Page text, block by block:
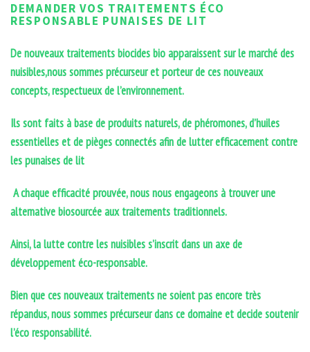
DEMANDER VOS TRAITEMENTS ÉCO
RESPONSABLE PUNAISES DE LIT
De nouveaux traitements biocides bio apparaissent sur le marché des
nuisibles,nous sommes précurseur et porteur de ces nouveaux
concepts, respectueux de l’environnement.
Ils sont faits à base de produits naturels, de phéromones, d’huiles
essentielles et de pièges connectés afin de lutter efficacement contre
les punaises de lit
A chaque efficacité prouvée, nous nous engageons à trouver une
alternative biosourcée aux traitements traditionnels.
Ainsi, la lutte contre les nuisibles s’inscrit dans un axe de
développement éco-responsable.
Bien que ces nouveaux traitements ne soient pas encore très
répandus, nous sommes précurseur dans ce domaine et decide soutenir
l’éco responsabilité.